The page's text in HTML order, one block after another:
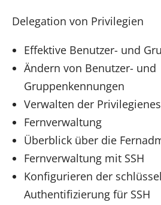
Delegation von Privilegien
Effektive Benutzer- und
Ändern von Benutzer- und
Gruppenkennungen
Verwalten der
Fernverwaltung
Überblick über die
Fernverwaltung mit SSH
Konfigurieren der
Authentifizierung für SSH